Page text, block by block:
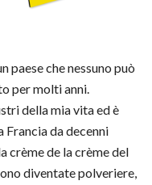
paese che nessuno può
per molti anni.
della mia vita ed è
Francia da decenni
crème de la crème del
diventate polveriere,